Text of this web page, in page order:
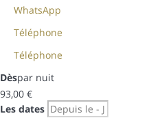
WhatsApp
Téléphone
Téléphone
Dèspar nuit
93,00 €
Les dates